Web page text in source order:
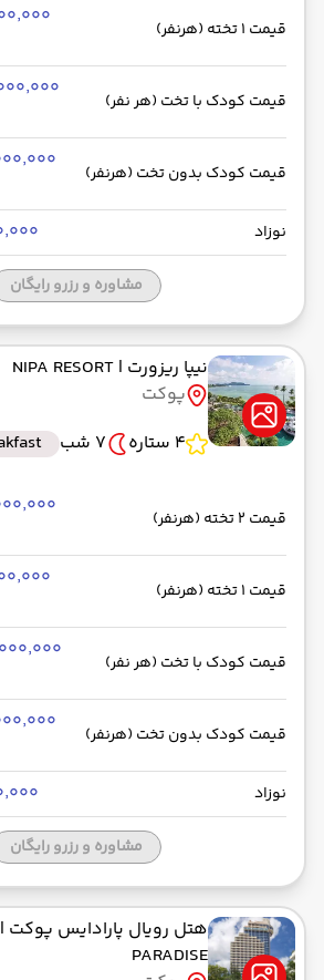
قیمت 1 تخته (هرنفر)
قیمت کودک با تخت (هر نفر)
قیمت کودک بدون تخت (هرنفر)
نوزاد
مشاوره و رزرو رایگان
نیپا ریزورت | NIPA RESORT
پوکت
4 ستاره
7 شب
قیمت 2 تخته (هرنفر)
قیمت 1 تخته (هرنفر)
قیمت کودک با تخت (هر نفر)
قیمت کودک بدون تخت (هرنفر)
نوزاد
مشاوره و رزرو رایگان
هتل رویال پارادایس پوکت
PARADISE